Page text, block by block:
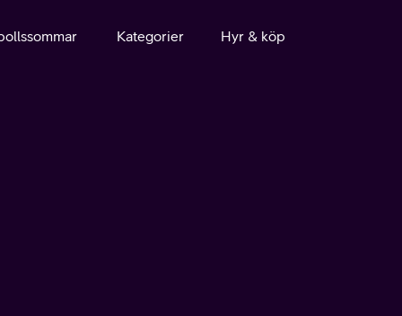
Kategorier Hyr & köp